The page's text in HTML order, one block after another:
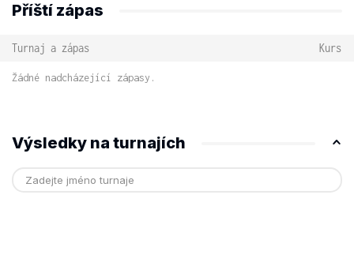
Příští zápas
Turnaj a zápas Kurs
Žádné nadcházející zápasy.
Výsledky na turnajích